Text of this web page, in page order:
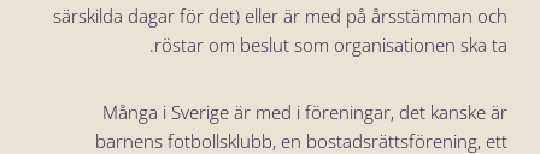
särskilda dagar för det) eller är med på årsstämman och
röstar om beslut som organisationen ska ta.
Många i Sverige är med i föreningar, det kanske är
barnens fotbollsklubb, en bostadsrättsförening, ett